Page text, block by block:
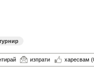
изпрати харесвам